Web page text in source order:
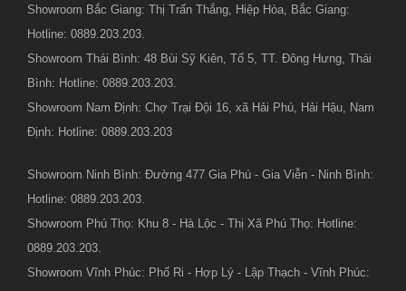
Showroom Bắc Giang: Thị Trấn Thắng, Hiệp Hòa, Bắc Giang:
Hotline: 0889.203.203.
Showroom Thái Bình: 48 Bùi Sỹ Kiên, Tổ 5, TT. Đông Hưng, Thái
Bình: Hotline: 0889.203.203.
Showroom Nam Định: Chợ Trại Đội 16, xã Hải Phú, Hải Hậu, Nam
Định: Hotline: 0889.203.203
Showroom Ninh Bình: Đường 477 Gia Phú - Gia Viễn - Ninh Bình:
Hotline: 0889.203.203.
Showroom Phú Thọ: Khu 8 - Hà Lộc - Thị Xã Phú Thọ: Hotline:
0889.203.203.
Showroom Vĩnh Phúc: Phố Ri - Hợp Lý - Lập Thạch - Vĩnh Phúc: